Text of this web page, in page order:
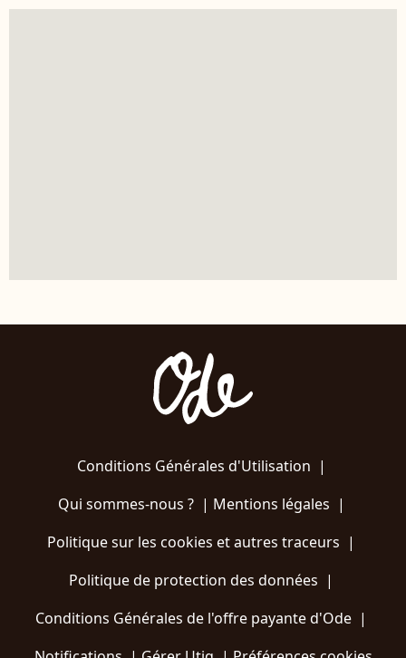
Conditions Générales d'Utilisation |
Qui sommes-nous ?| Mentions légales |
Politique sur les cookies et autres traceurs |
Politique de protection des données |
Conditions Générales de l'offre payante d'Ode |